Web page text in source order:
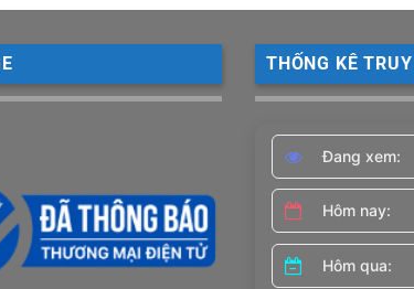
THỐNG KÊ
Đang xem:
Hôm nay:
Hôm qua: